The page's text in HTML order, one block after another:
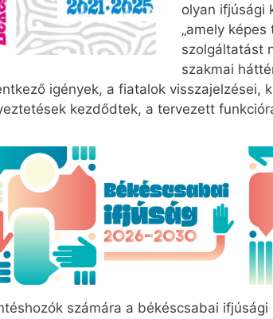
olyan ifjúsági
„amely
szolgáltatást
szakmai
igények, a fiatalok visszajelzései,
kezdődtek, a tervezett
számára a békéscsabai